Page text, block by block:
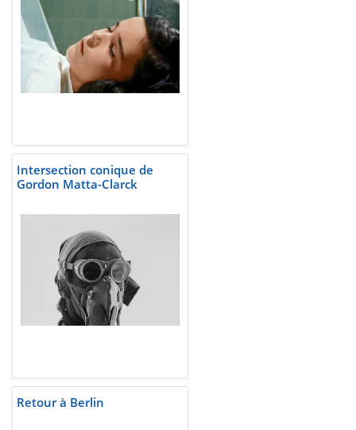
Intersection conique de
Gordon Matta-Clarck
Retour à Berlin